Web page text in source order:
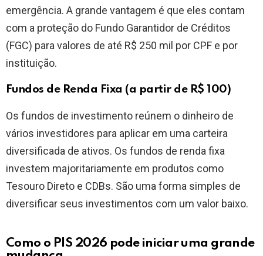
emergência. A grande vantagem é que eles contam
com a proteção do Fundo Garantidor de Créditos
(FGC) para valores de até R$ 250 mil por CPF e por
instituição.
Fundos de Renda Fixa (a partir de R$ 100)
Os fundos de investimento reúnem o dinheiro de
vários investidores para aplicar em uma carteira
diversificada de ativos. Os fundos de renda fixa
investem majoritariamente em produtos como
Tesouro Direto e CDBs. São uma forma simples de
diversificar seus investimentos com um valor baixo.
Como o PIS 2026 pode iniciar uma grande